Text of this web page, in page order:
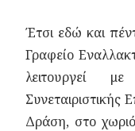
Έτσι εδώ και
Γραφείο
λειτουργεί
Συνεταιριστικής
Δράση, στο